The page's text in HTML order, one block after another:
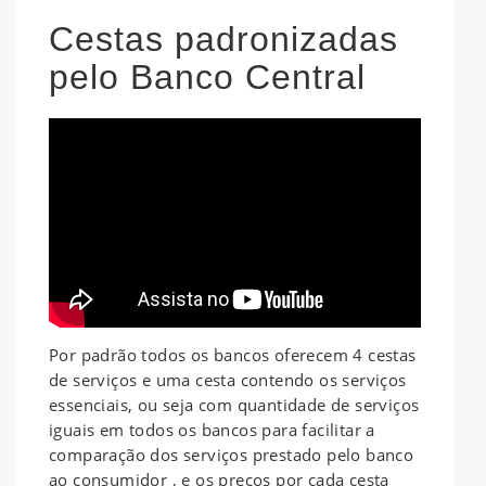
Cestas padronizadas
pelo Banco Central
Por padrão todos os bancos oferecem 4 cestas
de serviços e uma cesta contendo os serviços
essenciais, ou seja com quantidade de serviços
iguais em todos os bancos para facilitar a
comparação dos serviços prestado pelo banco
ao consumidor , e os preços por cada cesta